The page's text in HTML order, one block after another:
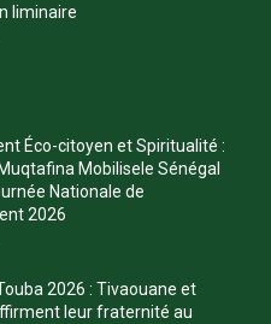
liminaire
Éco-citoyen et Spiritualité :
Mobilisele Sénégal
Nationale de
2026
2026 : Tivaouane et
leur fraternité au